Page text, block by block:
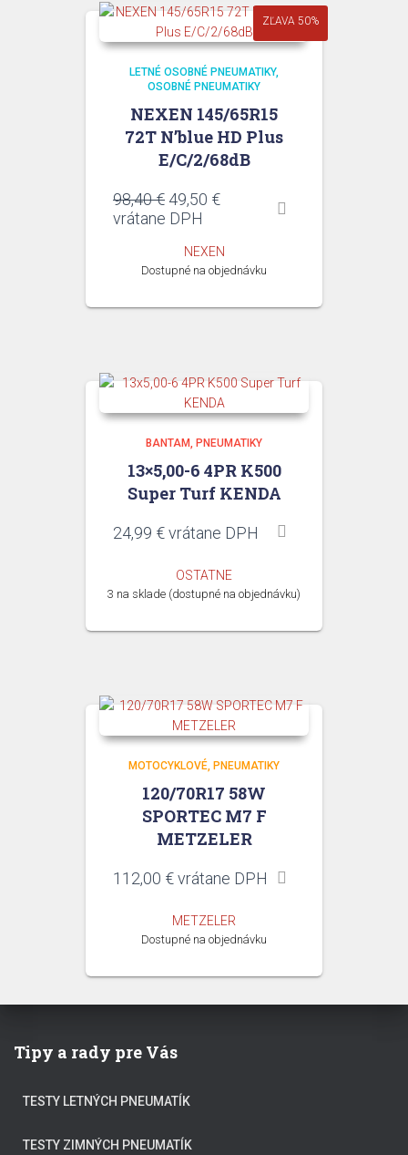
ZĽAVA 50%
LETNÉ OSOBNÉ PNEUMATIKY
OSOBNÉ PNEUMATIKY
NEXEN 145/65R15
72T N’blue HD Plus
E/C/2/68dB
98,40€ Pôvodná
cena
98,40 €.
49,50 €Aktuálna
49,50 €.
vrátane DPH
NEXEN
Dostupné na objednávku
BANTAM PNEUMATIKY
13×5,00-6 4PR K500
Super Turf KENDA
24,99 €vrátane DPH
OSTATNE
3 na sklade (dostupné na objednávku)
MOTOCYKLOVÉ PNEUMATIKY
120/70R17 58W
SPORTEC M7 F
METZELER
112,00 €vrátane DPH
METZELER
Dostupné na objednávku
Tipy a rady pre Vás
TESTY LETNÝCH PNEUMATÍK
TESTY ZIMNÝCH PNEUMATÍK